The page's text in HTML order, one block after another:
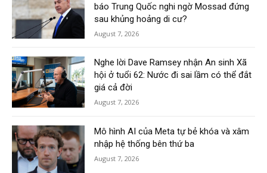
báo Trung Quốc nghi ngờ Mossad đứng
sau khủng hoảng di cư?
August 7, 2026
Nghe lời Dave Ramsey nhận An sinh Xã
hội ở tuổi 62: Nước đi sai lầm có thể đắt
giá cả đời
August 7, 2026
Mô hình AI của Meta tự bẻ khóa và xâm
nhập hệ thống bên thứ ba
August 7, 2026